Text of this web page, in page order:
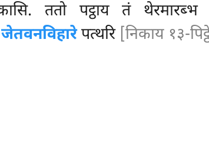
ततो पट्ठाय तं थेरमारब्भ
जेतवनविहारेपत्थरि [निकाय १३-